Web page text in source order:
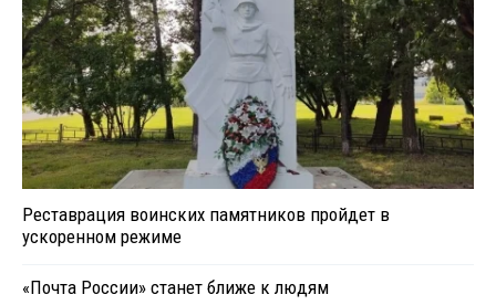
Реставрация воинских памятников пройдет в
ускоренном режиме
«Почта России» станет ближе к людям